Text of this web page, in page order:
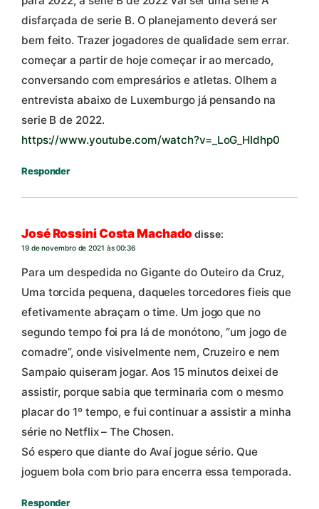
disfarçada de serie B. O planejamento deverá ser
bem feito. Trazer jogadores de qualidade sem errar.
começar a partir de hoje começar ir ao mercado,
conversando com empresários e atletas. Olhem a
entrevista abaixo de Luxemburgo já pensando na
serie B de 2022.
https://www.youtube.com/watch?v=_LoG_HIdhp0
Responder
José Rossini Costa Machado disse:
19 de novembro de 2021 às 00:36
Para um despedida no Gigante do Outeiro da Cruz,
Uma torcida pequena, daqueles torcedores fieis que
efetivamente abraçam o time. Um jogo que no
segundo tempo foi pra lá de monótono, “um jogo de
comadre”, onde visivelmente nem, Cruzeiro e nem
Sampaio quiseram jogar. Aos 15 minutos deixei de
assistir, porque sabia que terminaria com o mesmo
placar do 1º tempo, e fui continuar a assistir a minha
série no Netflix – The Chosen.
Só espero que diante do Avaí jogue sério. Que
joguem bola com brio para encerra essa temporada.
Responder